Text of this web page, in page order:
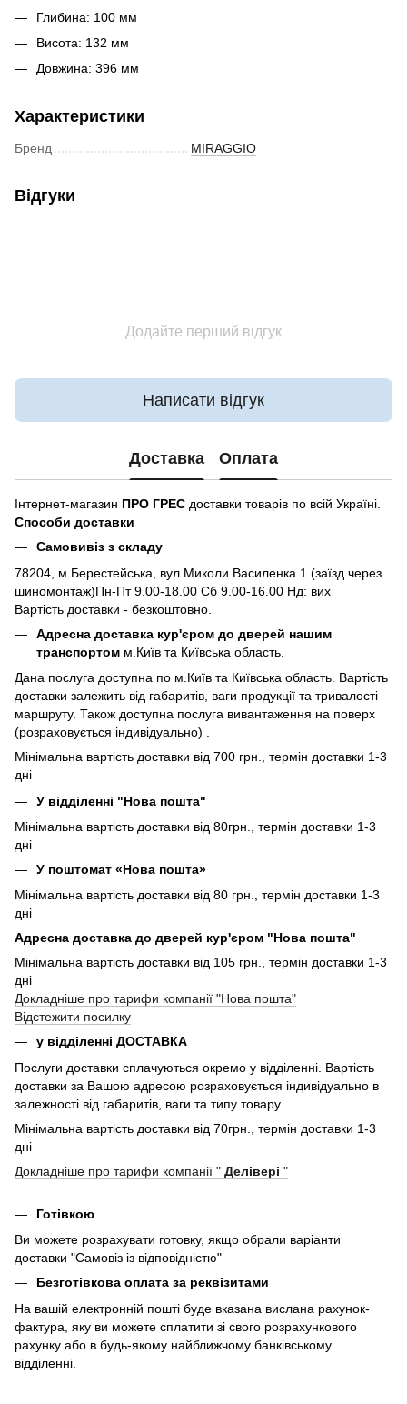
Глибина: 100 мм
Висота: 132 мм
Довжина: 396 мм
Характеристики
Бренд MIRAGGIO
Відгуки
Додайте перший відгук
Написати відгук
Доставка Оплата
Інтернет-магазин ПРО ГРЕС доставки товарів по всій Україні.
Способи доставки
Самовивіз з складу
78204, м.Берестейська, вул.Миколи Василенка 1 (заїзд через
шиномонтаж)Пн-Пт 9.00-18.00 Сб 9.00-16.00 Нд: вих
Вартість доставки - безкоштовно.
Адресна доставка кур'єром до дверей нашим
транспортом м.Київ та Київська область.
Дана послуга доступна по м.Київ та Київська область. Вартість
доставки залежить від габаритів, ваги продукції та тривалості
маршруту. Також доступна послуга вивантаження на поверх
(розраховується індивідуально) .
Мінімальна вартість доставки від 700 грн., термін доставки 1-3
дні
У відділенні "Нова пошта"
Мінімальна вартість доставки від 80грн., термін доставки 1-3
дні
У поштомат «Нова пошта»
Мінімальна вартість доставки від 80 грн., термін доставки 1-3
дні
Адресна доставка до дверей кур'єром "Нова пошта"
Мінімальна вартість доставки від 105 грн., термін доставки 1-3
дні
Докладніше про тарифи компанії "Нова пошта"
Відстежити посилку
у відділенні ДОСТАВКА
Послуги доставки сплачуються окремо у відділенні. Вартість
доставки за Вашою адресою розраховується індивідуально в
залежності від габаритів, ваги та типу товару.
Мінімальна вартість доставки від 70грн., термін доставки 1-3
дні
Докладніше про тарифи компанії " Делівері "
Готівкою
Ви можете розрахувати готовку, якщо обрали варіанти
доставки "Самовіз із відповідністю"
Безготівкова оплата за реквізитами
На вашій електронній пошті буде вказана вислана рахунок-
фактура, яку ви можете сплатити зі свого розрахункового
рахунку або в будь-якому найближчому банківському
відділенні.